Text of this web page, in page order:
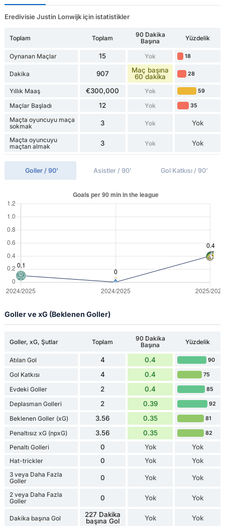
Eredivisie Justin Lonwijk için istatistikler
Toplam Toplam
90 Dakika
Başına
Yüzdelik
Oynanan Maçlar 15 Yok 18
Dakika 907
Maç başına
60 dakika
28
Yıllık Maaş €300,000 Yok 59
Maçlar Başladı 12 Yok 35
Maçta oyuncuyu maça
sokmak
3 Yok Yok
Maçta oyuncuyu
maçtan almak
3 Yok Yok
Goller / 90' Asistler / 90' Gol Katkısı / 90'
Goller ve xG (Beklenen Goller)
Goller, xG, Şutlar Toplam
90 Dakika
Başına
Yüzdelik
Atılan Gol 4 0.4 90
Gol Katkısı 4 0.4 75
Evdeki Goller 2 0.4 85
Deplasman Golleri 2 0.39 92
Beklenen Goller (xG) 3.56 0.35 81
Penaltısız xG (npxG) 3.56 0.35 82
Penaltı Golleri 0 Yok Yok
Hat-trickler 0 Yok Yok
3 veya Daha Fazla
Goller
0 Yok Yok
2 veya Daha Fazla
Goller
0 Yok Yok
Dakika başına Gol
227 Dakika
başına Gol
Yok Yok